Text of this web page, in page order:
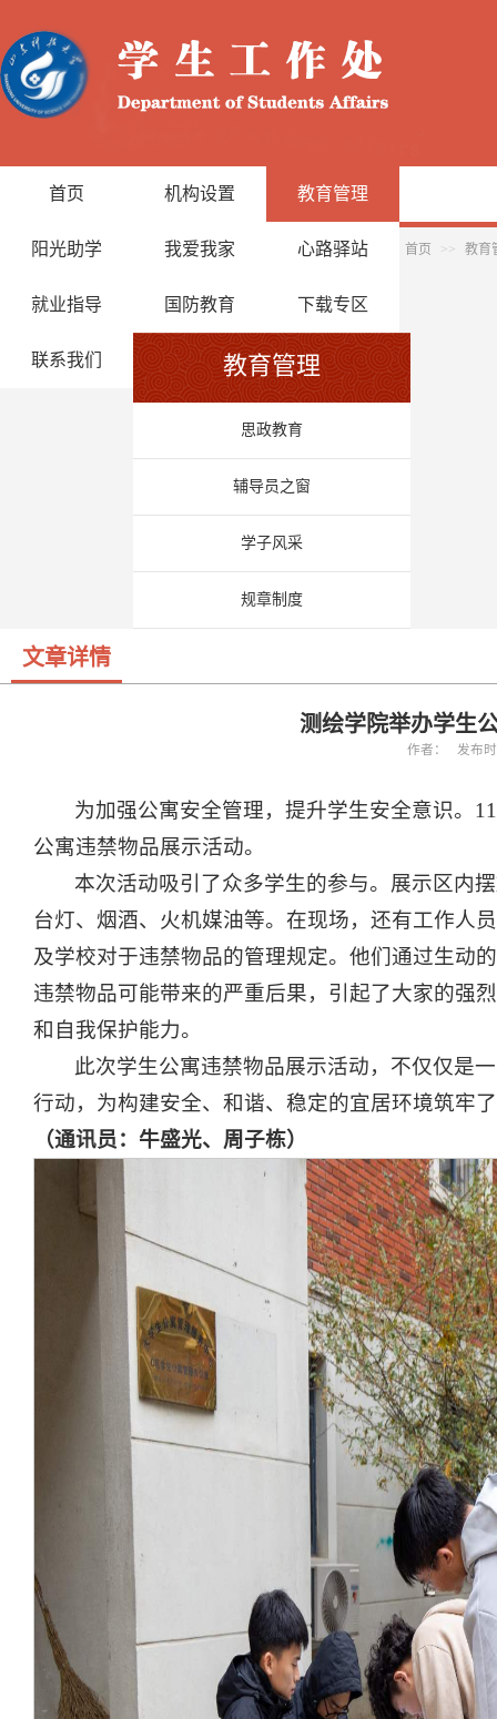
首页 机构设置 教育管理
阳光助学 我爱我家 心路驿站
就业指导 国防教育 下载专区
联系我们
首页 >> 教育
教育管理
思政教育
辅导员之窗
学子风采
规章制度
文章详情
测绘学院举办学生
作者： 发布
为加强公寓安全管理，提升学生安全意识。
公寓违禁物品展示活动。
本次活动吸引了众多学生的参与。展示区内
台灯、烟酒、火机媒油等。在现场，还有工作人
及学校对于违禁物品的管理规定。他们通过生动
违禁物品可能带来的严重后果，引起了大家的强
和自我保护能力。
此次学生公寓违禁物品展示活动，不仅仅是
行动，为构建安全、和谐、稳定的宜居环境筑牢
（通讯员 ： 牛盛光、 周子栋）